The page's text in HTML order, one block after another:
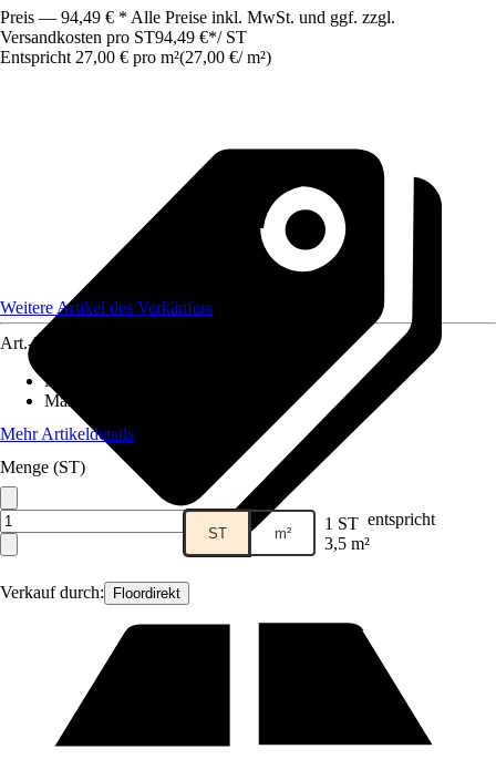
Preis — 94,49 € * Alle Preise inkl. MwSt. und ggf. zzgl.
Versandkosten pro ST94,49 €*/ ST
Entspricht 27,00 € pro m²(27,00 €/ m²)
Verkauf durch: Floordirekt
Weitere Artikel des Verkäufers
Art.-Nr.
Material
Maße (BxL)
Mehr Artikeldetails
Menge (ST)
ST m² 1 ST entspricht
3,5 m²